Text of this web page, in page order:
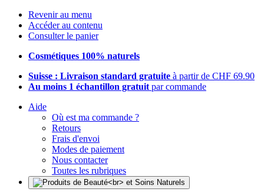
Revenir au menu
Accéder au contenu
Consulter le panier
Cosmétiques 100% naturels
Suisse : Livraison standard gratuite à partir de CHF 69.90
Au moins 1 échantillon gratuit par commande
Aide
Où est ma commande ?
Retours
Frais d'envoi
Modes de paiement
Nous contacter
Toutes les rubriques